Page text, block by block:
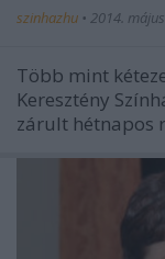
szinhazhu • 2014.
Több mint
Keresztény
zárult hétnapos